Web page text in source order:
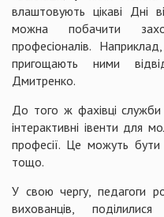
влаштовують цікаві Дні
можна побачити
професіоналів.
пригощають ними
Дмитренко.
До того ж фахівці служби
інтерактивні івенти для
професії. Це можуть бути
тощо.
У свою чергу, педагоги
вихованців,